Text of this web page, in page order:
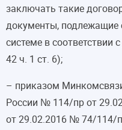
заключать такие
документы,
системе в соответствии
42 ч. 1 ст. 6);
– приказом
России № 114/пр от
от 29.02.2016 № 74/114/